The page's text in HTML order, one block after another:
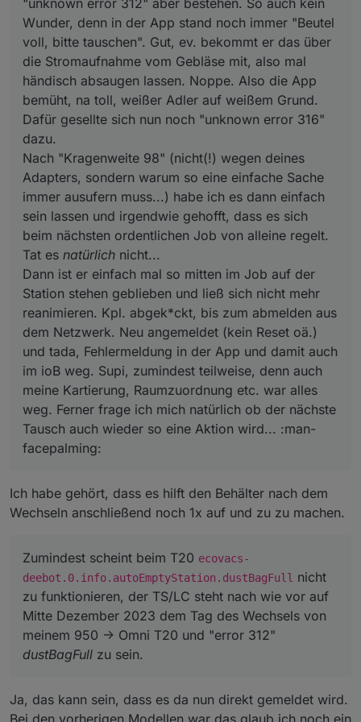
"unknown error 312" aber bestehen. So auch kein
Wunder, denn in der App stand noch immer "Beutel
voll, bitte tauschen". Gut, ev. bekommt er das über
die Stromaufnahme vom Gebläse mit, also mal
händisch absaugen lassen. Noppe. Also die App
bemüht, na toll, weißer Adler auf weißem Grund.
Dafür gesellte sich nun noch "unknown error 316"
dazu.
Nach "Kragenweite 98" (nicht(!) wegen deines
Adapters, sondern warum so eine einfache Sache
immer ausufern muss...) habe ich es dann einfach
sein lassen und irgendwie gehofft, dass es sich
beim nächsten ordentlichen Job von alleine regelt.
Tat es natürlich nicht...
Dann ist er einfach mal so mitten im Job auf der
Station stehen geblieben und ließ sich nicht mehr
reanimieren. Kpl. abgek*ckt, bis zum abmelden aus
dem Netzwerk. Neu angemeldet (kein Reset oä.)
und tada, Fehlermeldung in der App und damit auch
im ioB weg. Supi, zumindest teilweise, denn auch
meine Kartierung, Raumzuordnung etc. war alles
weg. Ferner frage ich mich natürlich ob der nächste
Tausch auch wieder so eine Aktion wird... :man-
facepalming:
Ich habe gehört, dass es hilft den Behälter nach dem
Wechseln anschließend noch 1x auf und zu zu machen.
Zumindest scheint beim T20 ecovacs-
deebot.0.info.autoEmptyStation.dustBagFull nicht
zu funktionieren, der TS/LC steht nach wie vor auf
Mitte Dezember 2023 dem Tag des Wechsels von
meinem 950 -> Omni T20 und "error 312"
dustBagFull zu sein.
Ja, das kann sein, dass es da nun direkt gemeldet wird.
Bei den vorherigen Modellen war das glaub ich noch ein